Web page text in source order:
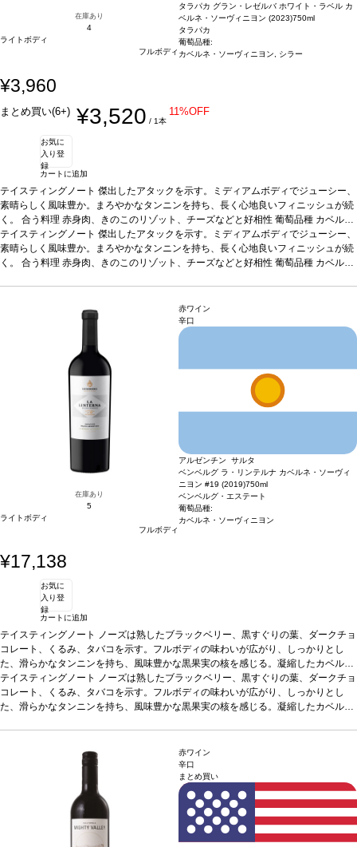
在庫あり
4
ライトボディ
フルボディ
タラパカ グラン・レゼルバ ホワイト・ラベル カ
ベルネ・ソーヴィニヨン (2023)750ml
タラパカ
葡萄品種:
カベルネ・ソーヴィニヨン, シラー
¥3,960
まとめ買い(6+) ¥3,520 / 1本
11%OFF
お気に
入り登
録
カートに追加
テイスティングノート 傑出したアタックを示す。ミディアムボディでジューシー、
素晴らしく風味豊か。まろやかなタンニンを持ち、長く心地良いフィニッシュが続
く。 合う料理 赤身肉、きのこのリゾット、チーズなどと好相性 葡萄品種 カベル
ネ・ソーヴィニヨン 95%、シラー 5% 認証チリ サステナブルWOC認証*本ヴィン
テージが在庫切れの場合、在庫があり価格が同様の場合は自動的に次のヴィンテー
ジに変更されます、ご了承ください。
テイスティングノート 傑出したアタックを示す。ミディアムボディでジューシー、
素晴らしく風味豊か。まろやかなタンニンを持ち、長く心地良いフィニッシュが続
く。 合う料理 赤身肉、きのこのリゾット、チーズなどと好相性 葡萄品種 カベル
在庫あり
5
ライトボディ
フルボディ
赤ワイン
辛口
アルゼンチン サルタ
ベンベルグ ラ・リンテルナ カベルネ・ソーヴィ
ニヨン #19 (2019)750ml
ベンベルグ・エステート
葡萄品種:
カベルネ・ソーヴィニヨン
¥17,138
お気に
入り登
録
カートに追加
テイスティングノート ノーズは熟したブラックベリー、黒すぐりの葉、ダークチョ
コレート、くるみ、タバコを示す。フルボディの味わいが広がり、しっかりとし
た、滑らかなタンニンを持ち、風味豊かな黒果実の核を感じる。凝縮したカベルネ
が素晴らしく際立ち、見事な余韻が長く続く。葡萄品種カベルネ・ソーヴィニヨ
ン*本ヴィンテージが在庫切れの場合、在庫があり価格が同様の場合は自動的に次
のヴィンテージに変更されます、ご了承ください。
テイスティングノート ノーズは熟したブラックベリー、黒すぐりの葉、ダークチョ
コレート、くるみ、タバコを示す。フルボディの味わいが広がり、しっかりとし
た、滑らかなタンニンを持ち、風味豊かな黒果実の核を感じる。凝縮したカベルネ
のヴィンテージに変更されます、ご了承ください。
赤ワイン
辛口
まとめ買い